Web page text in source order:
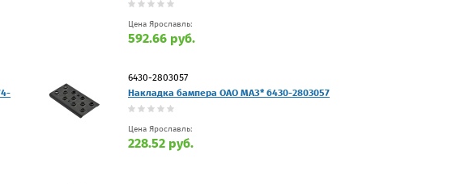
Цена Ярославль:
592.66 руб.
6430-2803057
Накладка бампера ОАО МАЗ* 6430-2803057
Цена Ярославль:
228.52 руб.